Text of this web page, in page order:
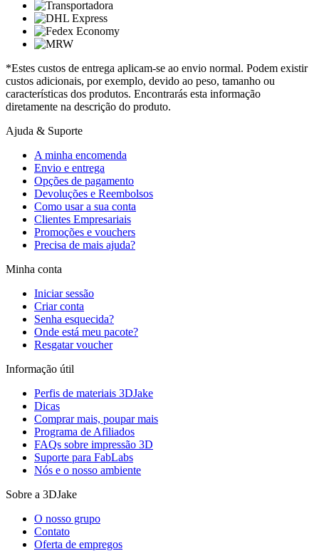
*Estes custos de entrega aplicam-se ao envio normal. Podem existir
custos adicionais, por exemplo, devido ao peso, tamanho ou
características dos produtos. Encontrarás esta informação
diretamente na descrição do produto.
Ajuda & Suporte
A minha encomenda
Envio e entrega
Opções de pagamento
Devoluções e Reembolsos
Como usar a sua conta
Clientes Empresariais
Promoções e vouchers
Precisa de mais ajuda?
Minha conta
Iniciar sessão
Criar conta
Senha esquecida?
Onde está meu pacote?
Resgatar voucher
Informação útil
Perfis de materiais 3DJake
Dicas
Comprar mais, poupar mais
Programa de Afiliados
FAQs sobre impressão 3D
Suporte para FabLabs
Nós e o nosso ambiente
Sobre a 3DJake
O nosso grupo
Contato
Oferta de empregos